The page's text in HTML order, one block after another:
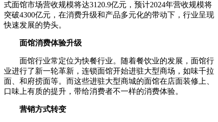
式面馆市场营收规模将达3120.9亿元，预计2024年营收规模将
突破4300亿元，在消费升级和产品多元化的带动下，行业呈现
快速发展的势头。
面馆消费体验升级
面馆行业常定位为快餐行业。随着餐饮业的发展，面馆行
业进行了新一轮革新，连锁面馆开始进驻大型商场，如味千拉
面、和府捞面等。而这些进驻大型商城的面馆在店面装修上、
口味上有质的提升，带给消费者不一样的消费体验。
营销方式转变